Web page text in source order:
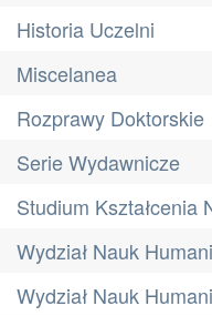
Historia Uczelni
Miscelanea
Rozprawy Doktorskie
Serie Wydawnicze
Studium Kształcenia
Wydział Nauk
Wydział Nauk